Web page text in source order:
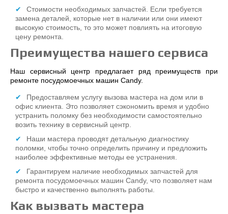
Стоимости необходимых запчастей. Если требуется
замена деталей, которые нет в наличии или они имеют
высокую стоимость, то это может повлиять на итоговую
цену ремонта.
Преимущества нашего сервиса
Наш сервисный центр предлагает ряд преимуществ при
ремонте посудомоечных машин Candy.
Предоставляем услугу вызова мастера на дом или в
офис клиента. Это позволяет сэкономить время и удобно
устранить поломку без необходимости самостоятельно
возить технику в сервисный центр.
Наши мастера проводят детальную диагностику
поломки, чтобы точно определить причину и предложить
наиболее эффективные методы ее устранения.
Гарантируем наличие необходимых запчастей для
ремонта посудомоечных машин Candy, что позволяет нам
быстро и качественно выполнять работы.
Как вызвать мастера